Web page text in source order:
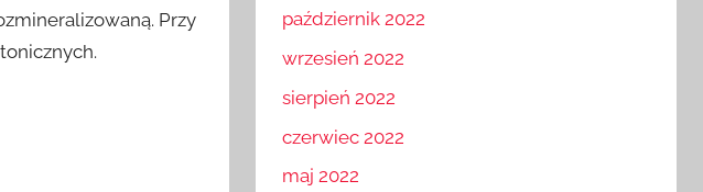
Przy
październik 2022
wrzesień 2022
sierpień 2022
czerwiec 2022
maj 2022